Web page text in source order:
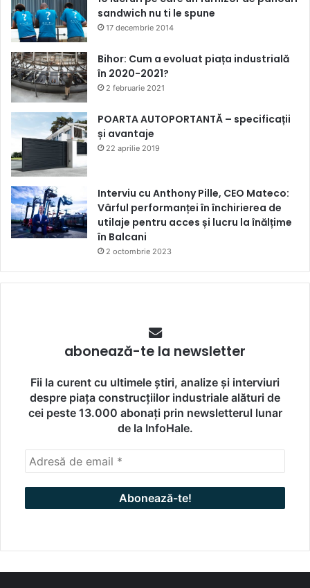
sandwich nu ti le spune
17 decembrie 2014
Bihor: Cum a evoluat piața industrială
în 2020-2021?
2 februarie 2021
POARTA AUTOPORTANTĂ – specificații
și avantaje
22 aprilie 2019
Interviu cu Anthony Pille, CEO Mateco:
Vârful performanței în închirierea de
utilaje pentru acces și lucru la înălțime
în Balcani
2 octombrie 2023
abonează-te la newsletter
Fii la curent cu ultimele știri, analize și interviuri
despre piața construcțiilor industriale alături de
cei peste 13.000 abonați prin newsletterul lunar
de la InfoHale.